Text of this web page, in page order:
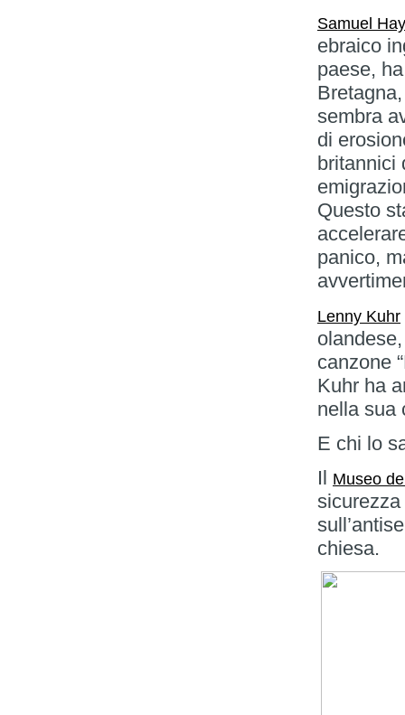
Samuel
ebraico
paese,
sembra
di
britannici
Questo
panico,
Lenny Kuhr
canzone
Kuhr ha
nella sua
E chi lo
Il Museo
chiesa.